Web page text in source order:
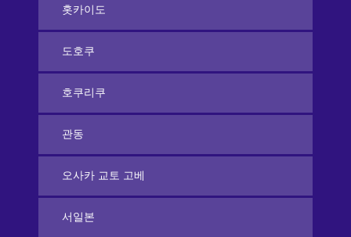
홋카이도
도호쿠
호쿠리쿠
관동
오사카 교토 고베
서일본